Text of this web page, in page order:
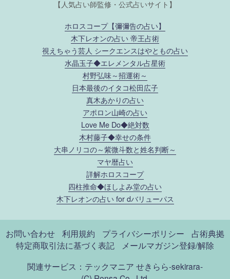
【人気占い師監修・公式占いサイト】
ホロスコープ【彌彌告の占い】
木下レオンの占い 帝王占術
視えちゃう芸人 シークエンスはやともの占い
水晶玉子◆エレメンタル占星術
村野弘味～招運術～
日本最後のイタコ松田広子
真木あかりの占い
アポロン山崎の占い
Love Me Do◆絶対数
木村藤子◆幸せの条件
大串ノリコの～紫微斗数と姓名判断～
マヤ暦占い
詳解ホロスコープ
四柱推命◆ほしよみ堂の占い
木下レオンの占い for dバリューパス
お問い合わせ 利用規約 プライバシーポリシー
占術典拠
特定商取引法に基づく表記
メールマガジン登録/解除
関連サービス：テックマニア せきらら-sekirara-